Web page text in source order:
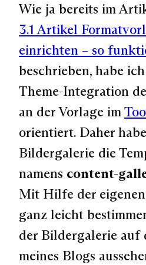
Wie ja bereits im
3.1 Artikel
einrichten – so
beschrieben, habe
Theme-Integration
an der Vorlage im
orientiert. Daher
Bildergalerie die
namens content-
Mit Hilfe der
ganz leicht
der Bildergalerie auf
meines Blogs